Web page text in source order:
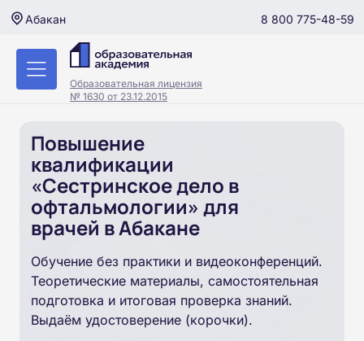
Абакан 8 800 775-48-59
Образовательная лицензия
№ 1630 от 23.12.2015
Повышение
квалификации
«Сестринское дело в
офтальмологии» для
врачей в Абакане
Обучение без практики и видеоконференций.
Теоретические материалы, самостоятельная
подготовка и итоговая проверка знаний.
Выдаём удостоверение (корочки).